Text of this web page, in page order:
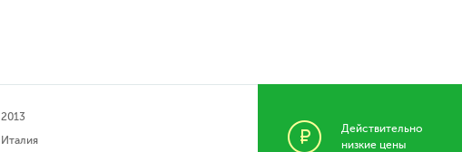
2013
Италия
Действительно
низкие цены